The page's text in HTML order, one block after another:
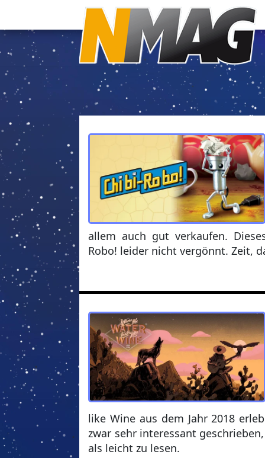
allem auch gut verkaufen.
Robo! leider nicht vergönnt. Zeit,
like Wine aus dem Jahr 2018
zwar sehr interessant
als leicht zu lesen.